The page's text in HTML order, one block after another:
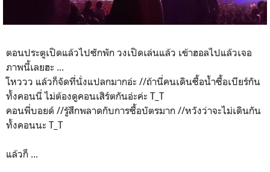
ตอนประตูเปิดแล้วไปซักพัก วงเปิดเล่นแล้ว เข้าฮอลไปแล้วเจอ
ภาพนี้เลยฮะ ...
โหววว แล้วก็จัดที่นั่งแปลกมากอ่ะ //ถ้านี่คนเดินซื้อน้ำซื้อเบียร์กัน
ทั้งคอนนี่ ไม่ต้องดูคอนเสิร์ตกันอ่ะค่ะ T_T
คอนพี่บอยด์ //รู้สึกพลาดกับการซื้อบัตรมาก //หวังว่าจะไม่เดินกัน
ทั้งคอนนะ T_T
แล้วก็ ...